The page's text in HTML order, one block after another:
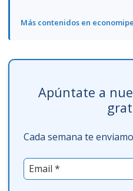
Más contenidos en
Apúntate a
Cada semana te